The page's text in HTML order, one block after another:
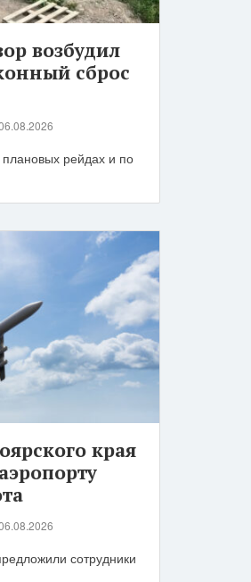
возбудил
сброс
рейдах и по
края
сотрудники